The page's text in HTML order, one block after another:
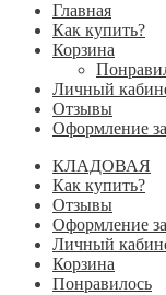
Главная
Как купить?
Корзина
Личный
Отзывы
Оформление
КЛАДОВАЯ
Как купить?
Отзывы
Оформление
Личный
Корзина
Понравилось